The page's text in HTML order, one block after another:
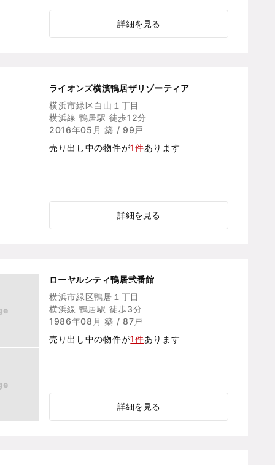
詳細を見る
ライオンズ横濱鴨居ザリゾーティア
横浜市緑区白山１丁目
横浜線 鴨居駅 徒歩12分
2016年05月 築 / 99戸
売り出し中の物件が1件あります
詳細を見る
ローヤルシティ鴨居弐番館
横浜市緑区鴨居１丁目
横浜線 鴨居駅 徒歩3分
1986年08月 築 / 87戸
売り出し中の物件が1件あります
詳細を見る